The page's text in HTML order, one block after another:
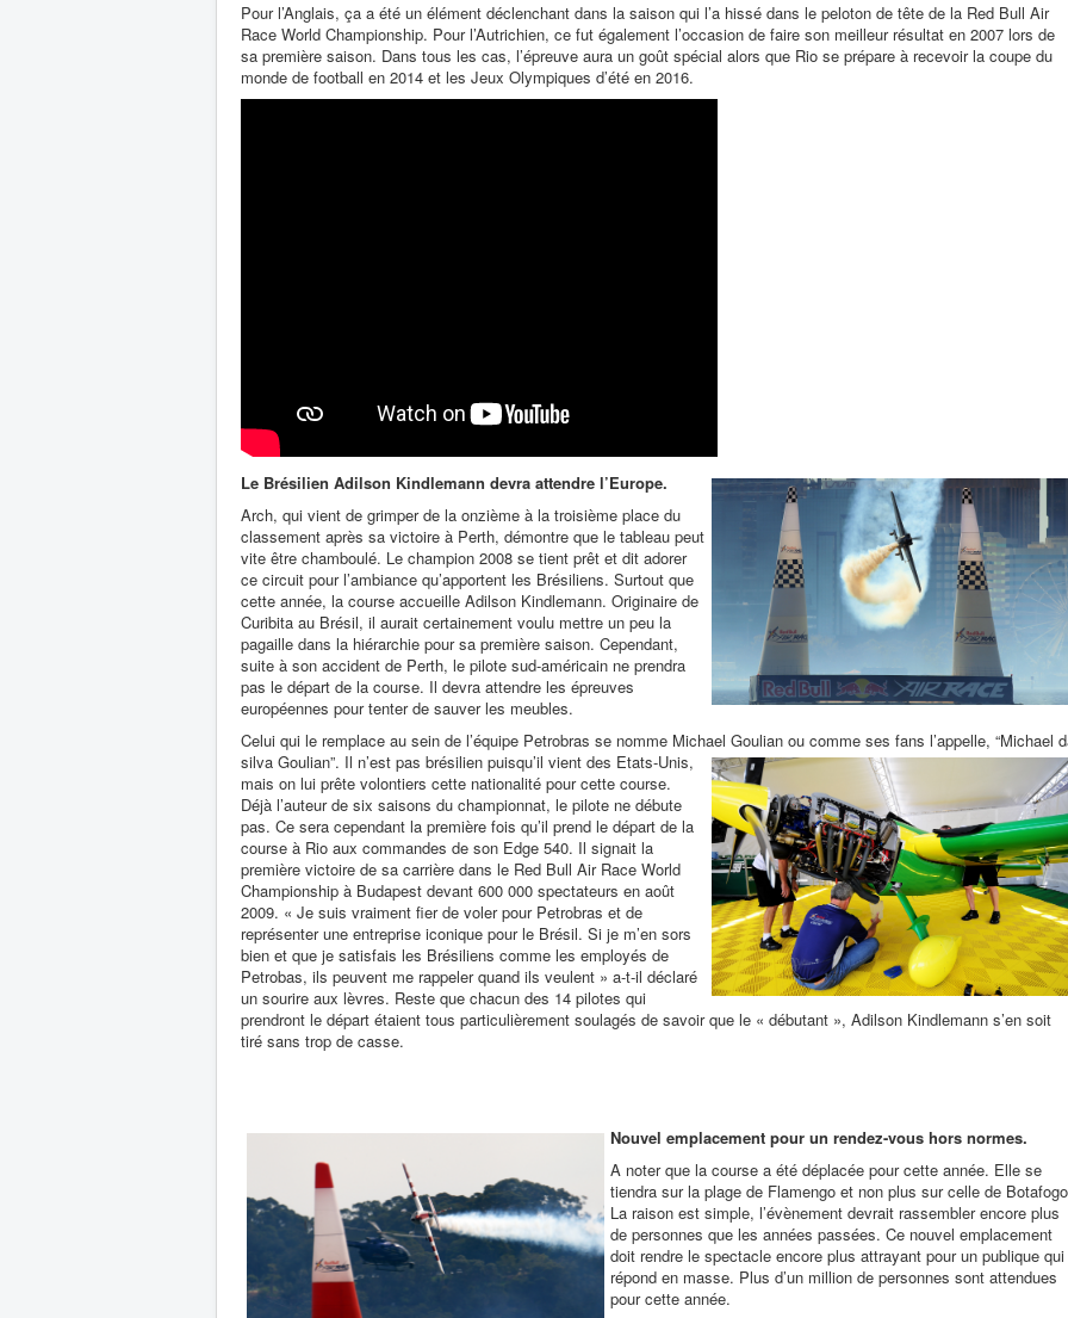
Pour l’Anglais, ça a été un élément déclenchant dans la saison qui l’a hissé dans le peloton de tête de la Red Bull Air
Race World Championship. Pour l’Autrichien, ce fut également l’occasion de faire son meilleur résultat en 2007 lors de
sa première saison. Dans tous les cas, l’épreuve aura un goût spécial alors que Rio se prépare à recevoir la coupe du
monde de football en 2014 et les Jeux Olympiques d’été en 2016.
Le Brésilien Adilson Kindlemann devra attendre l’Europe.
Arch, qui vient de grimper de la onzième à la troisième place du
classement après sa victoire à Perth, démontre que le tableau peut
vite être chamboulé. Le champion 2008 se tient prêt et dit adorer
ce circuit pour l’ambiance qu’apportent les Brésiliens. Surtout que
cette année, la course accueille Adilson Kindlemann. Originaire de
Curibita au Brésil, il aurait certainement voulu mettre un peu la
pagaille dans la hiérarchie pour sa première saison. Cependant,
suite à son accident de Perth, le pilote sud-américain ne prendra
pas le départ de la course. Il devra attendre les épreuves
européennes pour tenter de sauver les meubles.
Celui qui le remplace au sein de l’équipe Petrobras se nomme Michael Goulian ou comme ses fans l’appelle, “Michael
silva Goulian”. Il n’est pas brésilien puisqu’il vient des Etats-Unis,
mais on lui prête volontiers cette nationalité pour cette course.
Déjà l’auteur de six saisons du championnat, le pilote ne débute
pas. Ce sera cependant la première fois qu’il prend le départ de la
course à Rio aux commandes de son Edge 540. Il signait la
première victoire de sa carrière dans le Red Bull Air Race World
Championship à Budapest devant 600 000 spectateurs en août
2009. « Je suis vraiment fier de voler pour Petrobras et de
représenter une entreprise iconique pour le Brésil. Si je m’en sors
bien et que je satisfais les Brésiliens comme les employés de
Petrobas, ils peuvent me rappeler quand ils veulent » a-t-il déclaré
un sourire aux lèvres. Reste que chacun des 14 pilotes qui
prendront le départ étaient tous particulièrement soulagés de savoir que le « débutant », Adilson Kindlemann s’en soit
tiré sans trop de casse.
Nouvel emplacement pour un rendez-vous hors normes.
A noter que la course a été déplacée pour cette année. Elle se
tiendra sur la plage de Flamengo et non plus sur celle de
La raison est simple, l’évènement devrait rassembler encore plus
de personnes que les années passées. Ce nouvel emplacement
doit rendre le spectacle encore plus attrayant pour un publique qui
répond en masse. Plus d’un million de personnes sont attendues
pour cette année.